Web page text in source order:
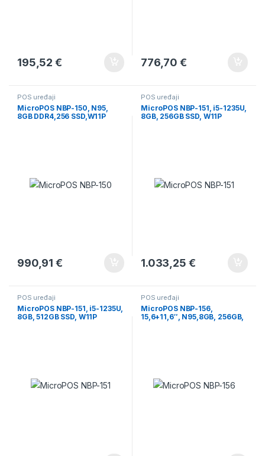
195,52€ 776,70€
POS uređaji
MicroPOS NBP-150, N95,
8GB DDR4,256 SSD,W11P
990,91€
POS uređaji
MicroPOS NBP-151, i5-1235U,
8GB, 256GB SSD, W11P
1.033,25 €
POS uređaji
MicroPOS NBP-151, i5-1235U,
8GB, 512GB SSD, W11P
POS uređaji
MicroPOS NBP-156,
15,6+11,6″, N95,8GB, 256GB,